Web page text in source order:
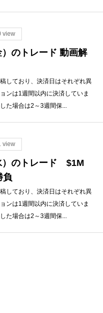
view
のトレード 動画解
しており、決済日はそれぞれ異
ンは1週間以内に決済していま
た場合は2～3週間保...
view
）のトレード $1M
負
しており、決済日はそれぞれ異
ンは1週間以内に決済していま
た場合は2～3週間保...